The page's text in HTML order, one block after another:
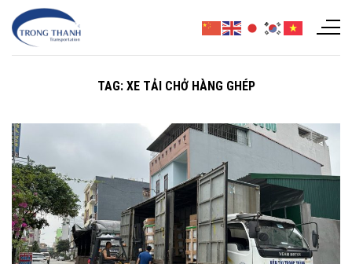
Chuyển
đến
TAG: XE TẢI CHỞ HÀNG GHÉP